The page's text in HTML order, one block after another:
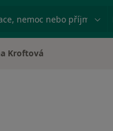
nemoc nebo příjmení
Kroftová